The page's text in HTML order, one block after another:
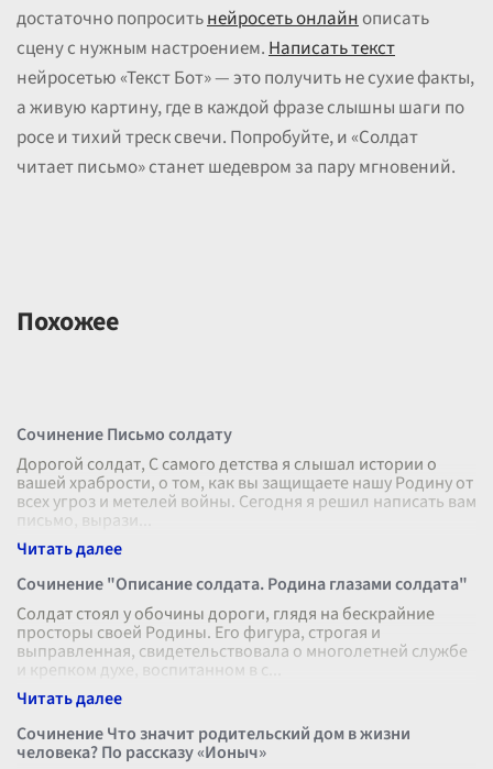
достаточно попроситьнейросеть онлайнописать
сцену с нужным настроением.Написать текст
нейросетью «Текст Бот» — это получить не сухие факты,
а живую картину, где в каждой фразе слышны шаги по
росе и тихий треск свечи. Попробуйте, и «Солдат
читает письмо» станет шедевром за пару мгновений.
Похожее
Сочинение Письмо солдату
Дорогой солдат, С самого детства я слышал истории о
вашей храбрости, о том, как вы защищаете нашу Родину от
всех угроз и метелей войны. Сегодня я решил написать вам
письмо, вырази
Сочинение "Описание солдата. Родина глазами солдата"
Солдат стоял у обочины дороги, глядя на бескрайние
просторы своей Родины. Его фигура, строгая и
выправленная, свидетельствовала о многолетней службе
и крепком духе, воспитанном в с
Сочинение Что значит родительский дом в жизни
человека? По рассказу «Ионыч»